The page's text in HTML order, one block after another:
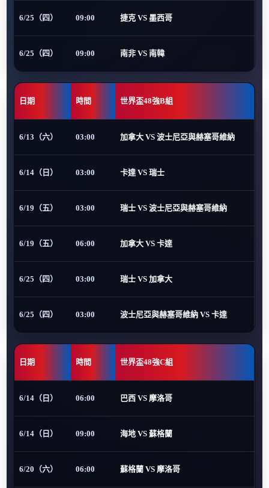
6/25（四） 09:00 捷克 VS 墨西哥
6/25（四） 09:00 南非 VS 南韓
日期 時間 世界盃48強B組
6/13（六） 03:00 加拿大 VS 波士尼亞與赫塞哥維納
6/14（日） 03:00 卡達 VS 瑞士
6/19（五） 03:00 瑞士 VS 波士尼亞與赫塞哥維納
6/19（五） 06:00 加拿大 VS 卡達
6/25（四） 03:00 瑞士 VS 加拿大
6/25（四） 03:00 波士尼亞與赫塞哥維納 VS 卡達
日期 時間 世界盃48強C組
6/14（日） 06:00 巴西 VS 摩洛哥
6/14（日） 09:00 海地 VS 蘇格蘭
6/20（六） 06:00 蘇格蘭 VS 摩洛哥